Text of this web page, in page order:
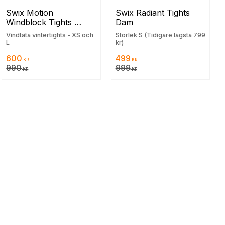
Swix Motion
Windblock Tights
(Dam)
Vindtäta vintertights - XS och
L
600 KR
990KR
Swix Radiant Tights
Dam
Storlek S (Tidigare lägsta 799
kr)
499 KR
999KR
i favoriter